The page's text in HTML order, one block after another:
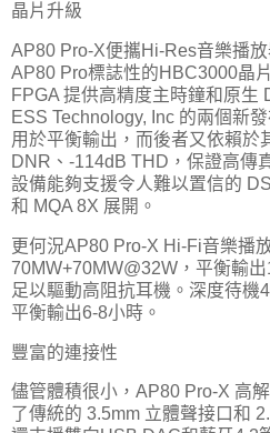
晶片升級
AP80 Pro-X便攜Hi-Res音樂播
AP80 Pro標誌性的HBC3000晶
FPGA 提供高精度主時鐘和原生
ESS Technology, Inc 的兩個新
用於平衡輸出，而後者又依賴於
DNR、-114dB THD，保證高傳
設備能夠支援令人難以置信的
和 MQA 8X 展開。
更何況AP80 Pro-X Hi-Fi音樂播
70MW+70MW@32W，平衡輸
足以驅動高阻抗耳機。深度待機
平衡輸出6-8小時。
豐富的連接性
儘管體積很小，AP80 Pro-X 高
了傳統的 3.5mm 立體聲接口和